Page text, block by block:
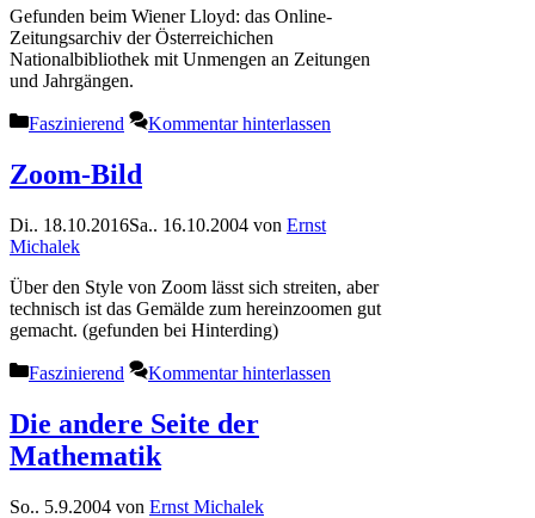
Gefunden beim Wiener Lloyd: das Online-
Zeitungsarchiv der Österreichichen
Nationalbibliothek mit Unmengen an Zeitungen
und Jahrgängen.
Kategorien
Faszinierend Kommentar hinterlassen
Zoom-Bild
Di.. 18.10.2016Sa.. 16.10.2004 von Ernst
Michalek
Über den Style von Zoom lässt sich streiten, aber
technisch ist das Gemälde zum hereinzoomen gut
gemacht. (gefunden bei Hinterding)
Kategorien
Faszinierend Kommentar hinterlassen
Die andere Seite der
Mathematik
So.. 5.9.2004 von Ernst Michalek